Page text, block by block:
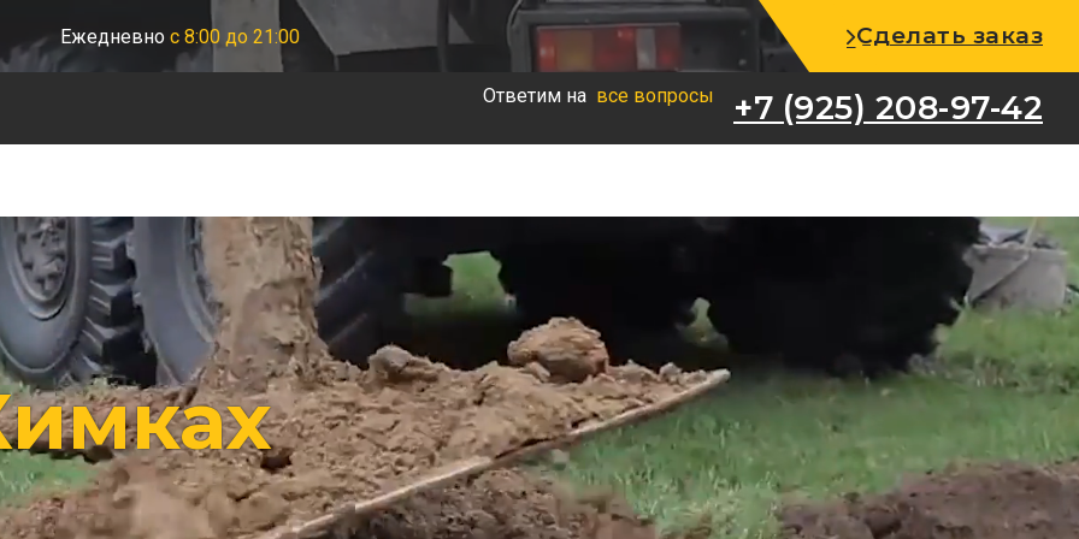
+7 (925) 208-97-42
Ежедневно с 8:00 до 21:00 Сделать заказ
Ответим на все вопросы +7 (925) 208-97-42